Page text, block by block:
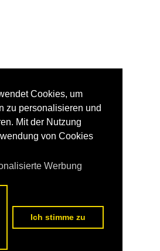
Cookies, um
zu personalisieren und
Mit der Nutzung
von Cookies
Werbung
Ich stimme zu